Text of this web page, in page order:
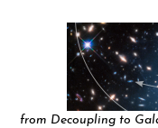
from Decoupling to